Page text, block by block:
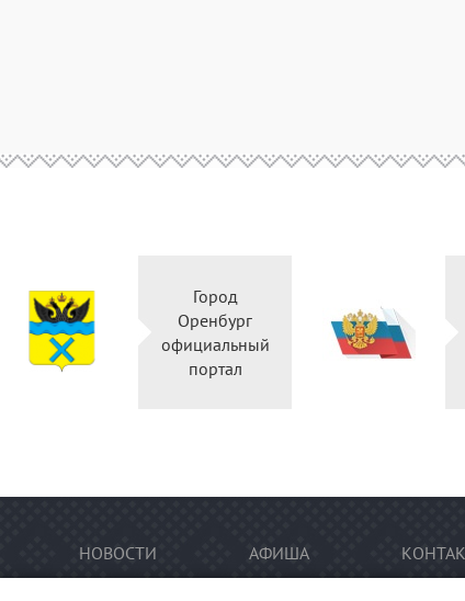
Город
Оренбург
официальный
портал
НОВОСТИ АФИША